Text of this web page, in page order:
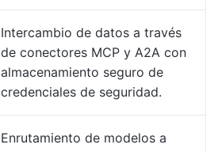
Intercambio de datos a través
de conectores MCP y A2A con
almacenamiento seguro de
credenciales de seguridad.
Enrutamiento de modelos a